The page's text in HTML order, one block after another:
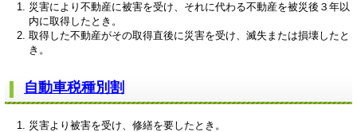
災害により不動産に被害を受け、それに代わる不動産を被災後３年以
内に取得したとき。
取得した不動産がその取得直後に災害を受け、滅失または損壊したと
き。
自動車税種別割
災害より被害を受け、修繕を要したとき。